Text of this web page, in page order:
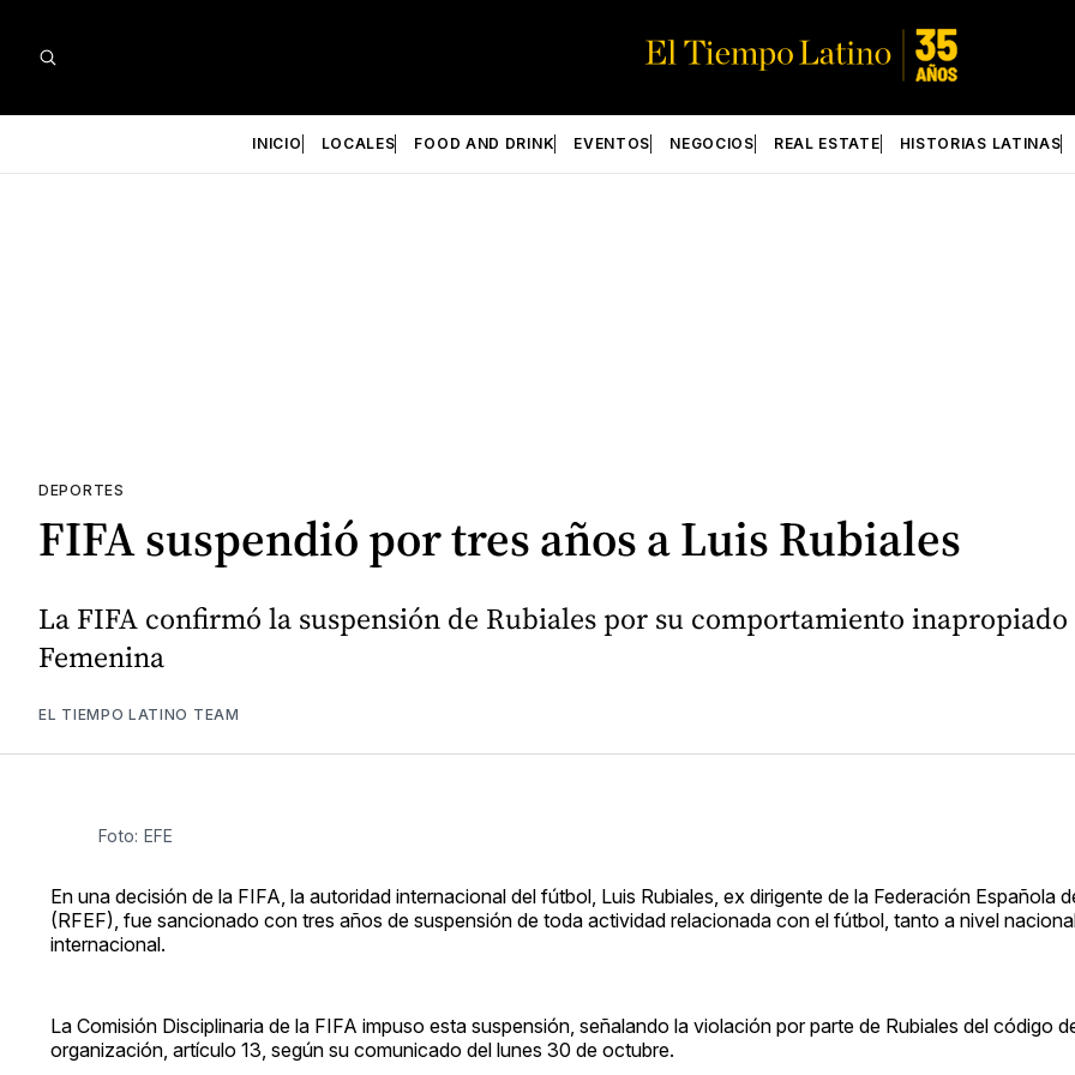
INICIO LOCALES FOOD AND DRINK EVENTOS NEGOCIOS REAL ESTATE HISTORIAS LATINAS
DEPORTES
FIFA suspendió por tres años a Luis Rubiales
La FIFA confirmó la suspensión de Rubiales por su comportamiento
Femenina
EL TIEMPO LATINO TEAM
Foto: EFE
En una decisión de la FIFA, la autoridad internacional del fútbol, Luis Rubiales, ex dirigente de la Federación Española
(RFEF), fue sancionado con tres años de suspensión de toda actividad relacionada con el fútbol, tanto a nivel
internacional.
La Comisión Disciplinaria de la FIFA impuso esta suspensión, señalando la violación por parte de Rubiales del código
organización, artículo 13, según su comunicado del lunes 30 de octubre.